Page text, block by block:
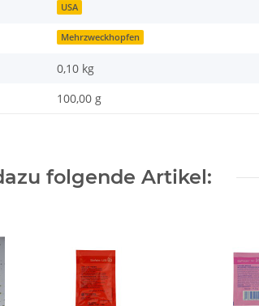
USA
Mehrzweckhopfen
0,10 kg
100,00 g
folgende Artikel: